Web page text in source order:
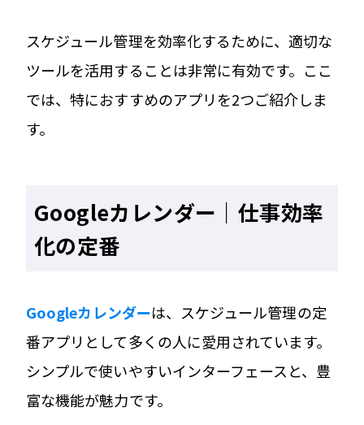
スケジュール管理を効率化するために、適切な
ツールを活用することは非常に有効です。ここ
では、特におすすめのアプリを2つご紹介しま
す。
Googleカレンダー｜仕事効率
化の定番
Googleカレンダーは、スケジュール管理の定
番アプリとして多くの人に愛用されています。
シンプルで使いやすいインターフェースと、豊
富な機能が魅力です。